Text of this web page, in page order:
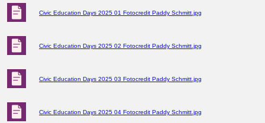
Civic Education Days 2025 01 Fotocredit Paddy Schmitt.jpg
Civic Education Days 2025 02 Fotocredit Paddy Schmitt.jpg
Civic Education Days 2025 03 Fotocredit Paddy Schmitt.jpg
Civic Education Days 2025 04 Fotocredit Paddy Schmitt.jpg